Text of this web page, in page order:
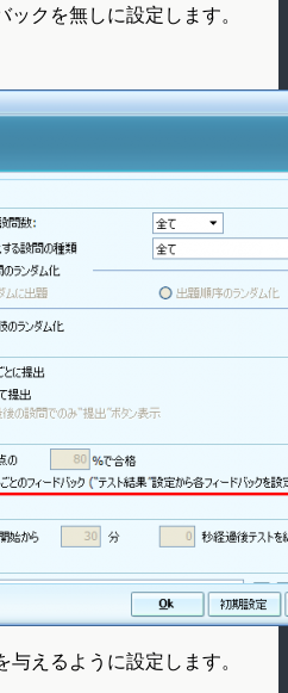
クを無しに設定します。
えるように設定します。